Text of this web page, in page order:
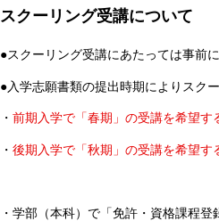
スクーリング受講について
●スクーリング受講にあたっては事前
●入学志願書類の提出時期によりスク
・ 前期入学で「春期」の受講を希望
・ 後期入学で「秋期」の受講を希望
・学部（本科）で「免許・資格課程